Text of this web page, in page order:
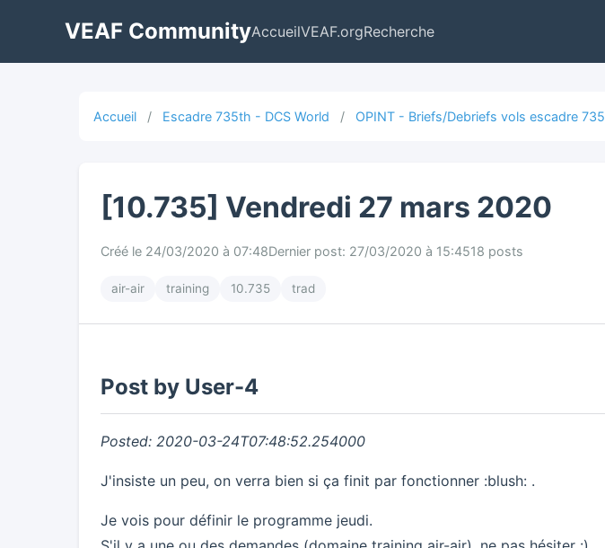
VEAF CommunityAccueilVEAF.orgRecherche
Accueil / Escadre 735th - DCS World / OPINT - Briefs/Debriefs vols escadre 735
[10.735] Vendredi 27 mars 2020
Créé le 24/03/2020 à 07:48Dernier post: 27/03/2020 à 15:4518 posts
air-air training 10.735 trad
Post by User-4
Posted: 2020-03-24T07:48:52.254000
J'insiste un peu, on verra bien si ça finit par fonctionner :blush: .
Je vois pour définir le programme jeudi.